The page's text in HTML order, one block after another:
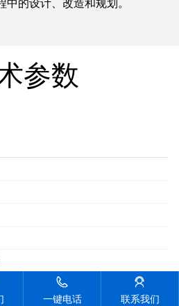
的设计、改造和规划。
参数
一键电话 联系我们